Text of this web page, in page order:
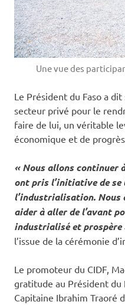
Une vue des
Le Président du Faso a
secteur privé pour le
faire de lui, un véritable
économique et de
« Nous allons continuer
ont pris l’initiative de se
l’industrialisation. Nous
aider à aller de l’avant
industrialisé et prospère
l’issue de la cérémonie
Le promoteur du CIDF,
gratitude au Président du
Capitaine Ibrahim Traoré